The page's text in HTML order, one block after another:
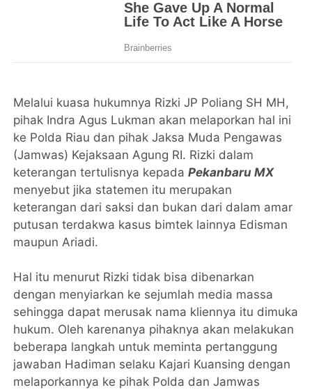
Melalui kuasa hukumnya Rizki JP Poliang SH MH,
pihak Indra Agus Lukman akan melaporkan hal ini
ke Polda Riau dan pihak Jaksa Muda Pengawas
(Jamwas) Kejaksaan Agung RI. Rizki dalam
keterangan tertulisnya kepadaPekanbaru MX
menyebut jika statemen itu merupakan
keterangan dari saksi dan bukan dari dalam amar
putusan terdakwa kasus bimtek lainnya Edisman
maupun Ariadi.
Hal itu menurut Rizki tidak bisa dibenarkan
dengan menyiarkan ke sejumlah media massa
sehingga dapat merusak nama kliennya itu dimuka
hukum. Oleh karenanya pihaknya akan melakukan
beberapa langkah untuk meminta pertanggung
jawaban Hadiman selaku Kajari Kuansing dengan
melaporkannya ke pihak Polda dan Jamwas